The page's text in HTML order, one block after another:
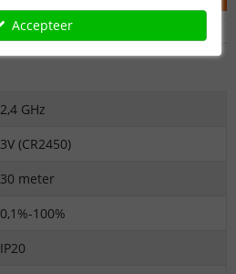
2,4 GHz
3V (CR2450)
30 meter
0,1%-100%
IP20
Accepteer